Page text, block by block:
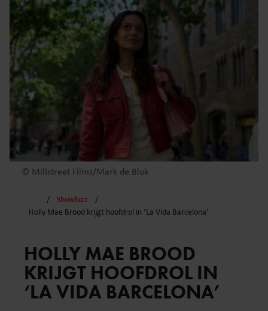
© Millstreet Films/Mark de Blok
Showbizz
Holly Mae Brood krijgt hoofdrol in ‘La Vida Barcelona’
HOLLY MAE BROOD
KRIJGT HOOFDROL IN
‘LA VIDA BARCELONA’